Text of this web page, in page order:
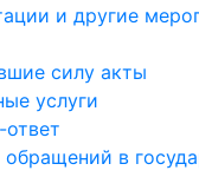
и другие
силу акты
услуги
в